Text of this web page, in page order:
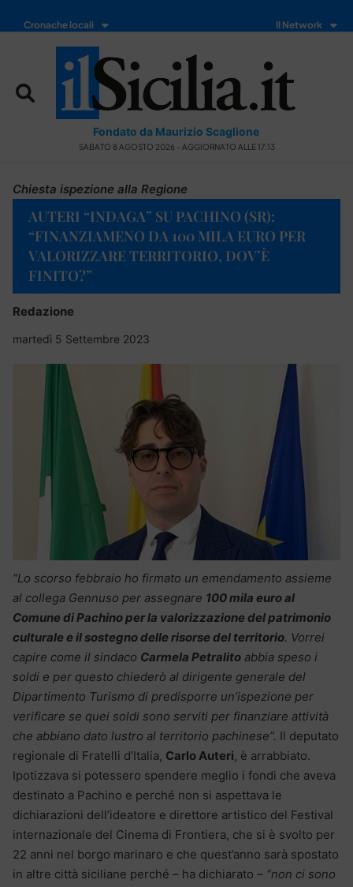
Cronache locali Il Network
Fondato da Maurizio Scaglione
SABATO 8 AGOSTO 2026 - AGGIORNATO ALLE 17:13
Chiesta ispezione alla Regione
AUTERI “INDAGA” SU PACHINO (SR):
“FINANZIAMENO DA 100 MILA EURO PER
VALORIZZARE TERRITORIO, DOV’È
FINITO?”
Redazione
martedì 5 Settembre 2023
“Lo scorso febbraio ho firmato un emendamento assieme
al collega Gennuso per assegnare 100 mila euro al
Comune di Pachino per la valorizzazione del patrimonio
culturale e il sostegno delle risorse del territorio. Vorrei
capire come il sindaco Carmela Petralito abbia speso i
soldi e per questo chiederò al dirigente generale del
Dipartimento Turismo di predisporre un’ispezione per
verificare se quei soldi sono serviti per finanziare attività
che abbiano dato lustro al territorio pachinese”. Il deputato
regionale di Fratelli d’Italia, Carlo Auteri, è arrabbiato.
Ipotizzava si potessero spendere meglio i fondi che aveva
destinato a Pachino e perché non si aspettava le
dichiarazioni dell’ideatore e direttore artistico del Festival
internazionale del Cinema di Frontiera, che si è svolto per
22 anni nel borgo marinaro e che quest’anno sarà spostato
in altre città siciliane perché – ha dichiarato – “non ci sono